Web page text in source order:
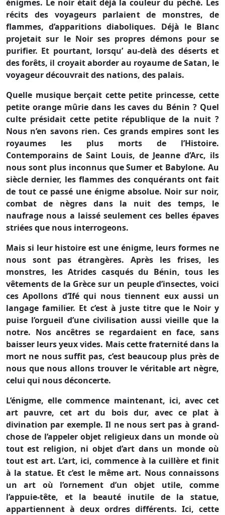
énigmes. Le noir était déjà la couleur du péché. Les
récits des voyageurs parlaient de monstres, de
flammes, d’apparitions diaboliques. Déjà le Blanc
projetait sur le Noir ses propres démons pour se
purifier. Et pourtant, lorsqu’ au-delà des déserts et
des forêts, il croyait aborder au royaume de Satan, le
voyageur découvrait des nations, des palais.
Quelle musique berçait cette petite princesse, cette
petite orange mûrie dans les caves du Bénin ? Quel
culte présidait cette petite république de la nuit ?
Nous n’en savons rien. Ces grands empires sont les
royaumes les plus morts de l’Histoire.
Contemporains de Saint Louis, de Jeanne d’Arc, ils
nous sont plus inconnus que Sumer et Babylone. Au
siècle dernier, les flammes des conquérants ont fait
de tout ce passé une énigme absolue. Noir sur noir,
combat de nègres dans la nuit des temps, le
naufrage nous a laissé seulement ces belles épaves
striées que nous interrogeons.
Mais si leur histoire est une énigme, leurs formes ne
nous sont pas étrangères. Après les frises, les
monstres, les Atrides casqués du Bénin, tous les
vêtements de la Grèce sur un peuple d’insectes, voici
ces Apollons d’Ifé qui nous tiennent eux aussi un
langage familier. Et c’est à juste titre que le Noir y
puise l’orgueil d’une civilisation aussi vieille que la
notre. Nos ancêtres se regardaient en face, sans
baisser leurs yeux vides. Mais cette fraternité dans la
mort ne nous suffit pas, c’est beaucoup plus près de
nous que nous allons trouver le véritable art nègre,
celui qui nous déconcerte.
L’énigme, elle commence maintenant, ici, avec cet
art pauvre, cet art du bois dur, avec ce plat à
divination par exemple. Il ne nous sert pas à grand-
chose de l’appeler objet religieux dans un monde où
tout est religion, ni objet d’art dans un monde où
tout est art. L’art, ici, commence à la cuillère et finit
à la statue. Et c’est le même art. Nous connaissons
un art où l’ornement d’un objet utile, comme
l’appuie-tête, et la beauté inutile de la statue,
appartiennent à deux ordres différents. Ici, cette